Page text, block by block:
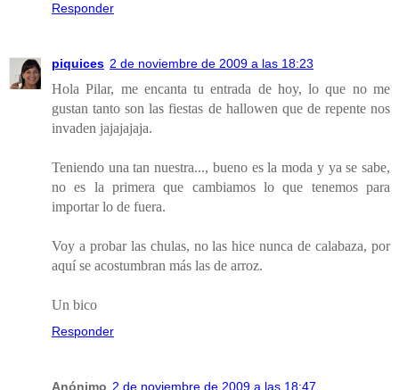
Responder
piquices 2 de noviembre de 2009 a las 18:23
Hola Pilar, me encanta tu entrada de hoy, lo que no me
gustan tanto son las fiestas de hallowen que de repente nos
invaden jajajajaja.
Teniendo una tan nuestra..., bueno es la moda y ya se sabe,
no es la primera que cambiamos lo que tenemos para
importar lo de fuera.
Voy a probar las chulas, no las hice nunca de calabaza, por
aquí se acostumbran más las de arroz.
Un bico
Responder
Anónimo 2 de noviembre de 2009 a las 18:47